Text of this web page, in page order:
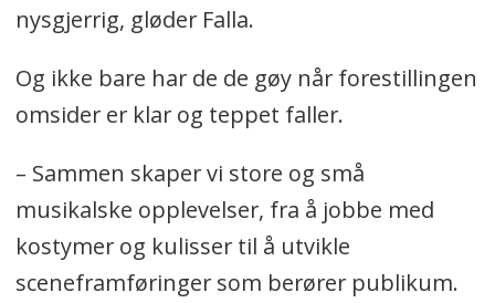
nysgjerrig, gløder Falla.
Og ikke bare har de de gøy når forestillingen
omsider er klar og teppet faller.
– Sammen skaper vi store og små
musikalske opplevelser, fra å jobbe med
kostymer og kulisser til å utvikle
sceneframføringer som berører publikum.